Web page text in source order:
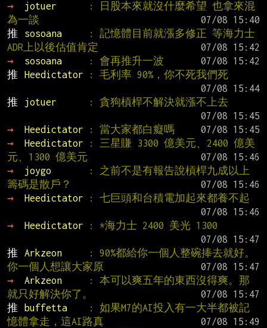
→
jotuer
: 日股本來就沒什麼希望 也拿來混
為一談
推
sosoana
: 記憶體目前就漲多修正 等海力士
ADR上以後估值肯定
→
sosoana : 會再推升一波
推
Heedictator
: 毛利率 90%，你不死我們死
推
jotuer
: 貪狗槓桿不解決就漲不上去
→
Heedictator : 當大家都白癡嗎
→
Heedictator
: 三星賺 3300 億美元、2400 億美
元、1300 億美元
→
joygo
: 之前不是有報告說槓桿九成以上
籌碼是散戶？
→
Heedictator
: 七巨頭和台積電加起來都養不起
→
Heedictator
: *海力士 2400 美光 1300
推
Arkzeon
: 90%都給你一個人整碗捧去就好。
你一個人想讓大家原
→
Arkzeon
: 本可以爽五年的東西沒得爽。那
就只好解決你了。
推
buffetta
: 如果M7的AI投入有一大半都被記
憶體拿走，這AI路真